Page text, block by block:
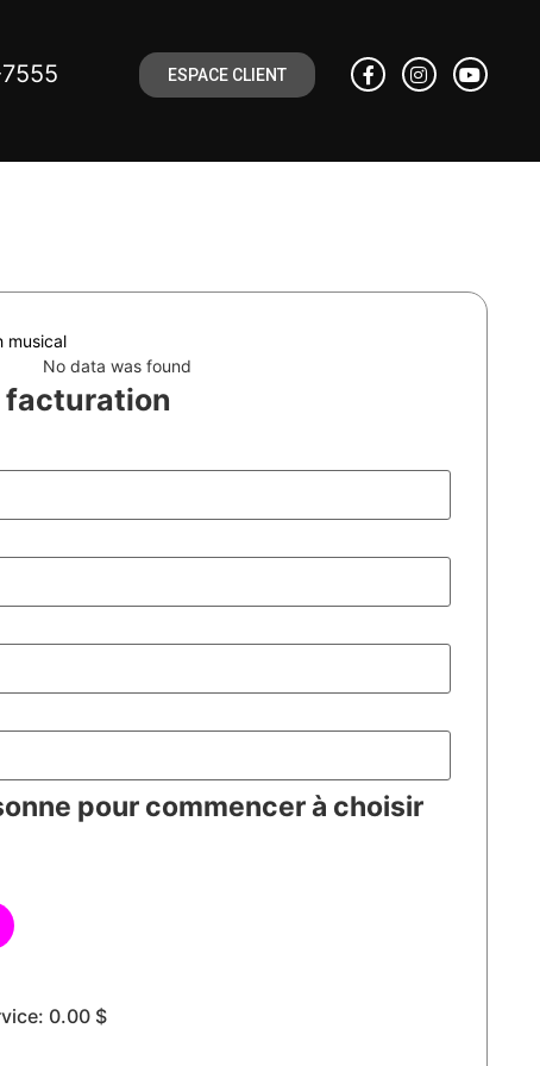
ESPACE CLIENT
musical
No data was found
facturation
pour commencer à choisir
0.00 $